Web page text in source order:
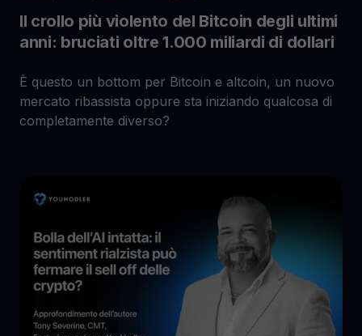
Il crollo più violento del Bitcoin degli ultimi
anni: bruciati oltre 1.000 miliardi di dollari
È questo un bottom per Bitcoin e altcoin, un nuovo
mercato ribassista oppure sta iniziando qualcosa di
completamente diverso?